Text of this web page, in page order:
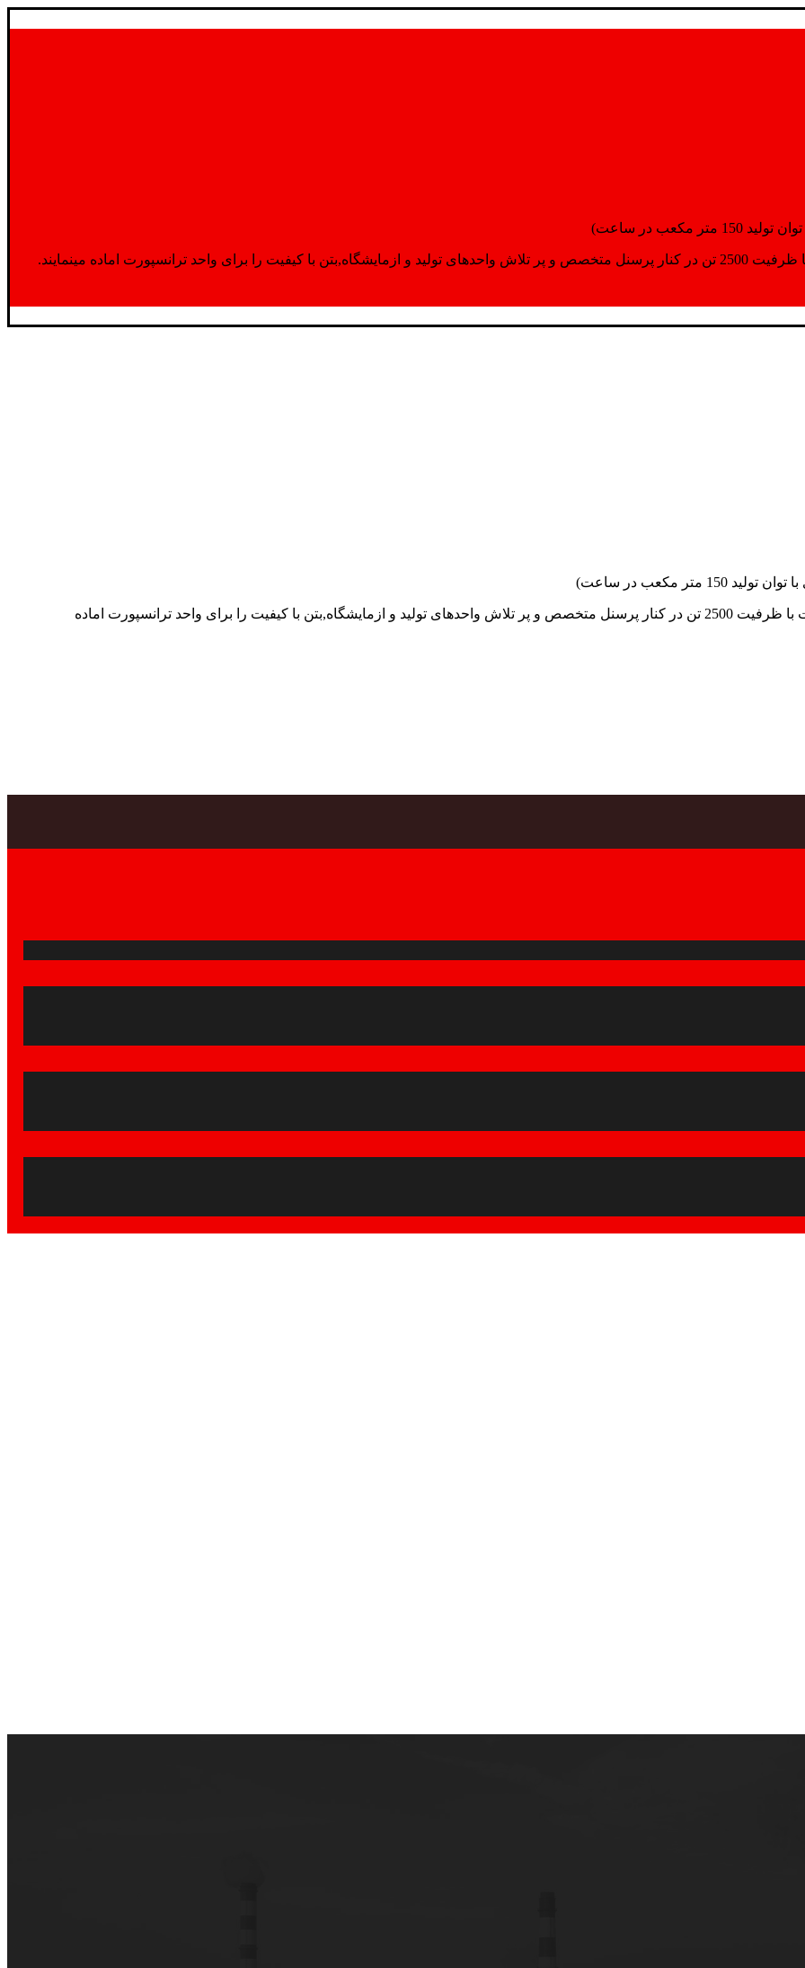
اماده مینمایند.
جهاد بتن با فضای کارگاهی و به کار گیری سه دستگاه بچینگ پلانت با ظرفیت 2500 تن در کنار پرسنل متخصص و پر تلاش واحدهای تولید و ازمایشگاه,بتن با کیفیت را برای واحد ترانسپورت اماده